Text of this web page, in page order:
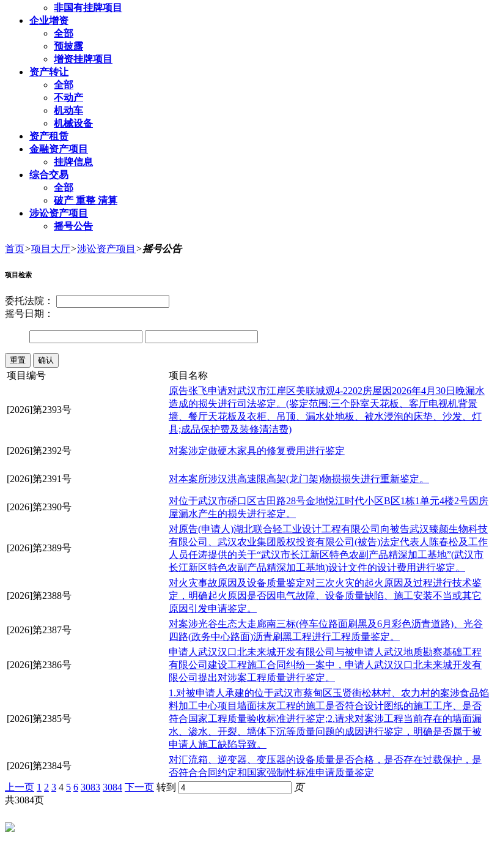
非国有挂牌项目
企业增资
全部
预披露
增资挂牌项目
资产转让
全部
不动产
机动车
机械设备
资产租赁
金融资产项目
挂牌信息
综合交易
全部
破产 重整 清算
涉讼资产项目
摇号公告
首页>项目大厅>涉讼资产项目 >摇号公告
项目检索
委托法院：
摇号日期：
项目编号 项目名称
[2026]第2393号
原告张飞申请对武汉市江岸区美联城观4-2202房屋因2026年4月30日晚漏水
造成的损失进行司法鉴定。(鉴定范围:三个卧室天花板、客厅电视机背景
墙、餐厅天花板及衣柜、吊顶、漏水处地板、被水浸泡的床垫、沙发、灯
具;成品保护费及装修清洁费)
[2026]第2392号 对案涉定做硬木家具的修复费用进行鉴定
[2026]第2391号 对本案所涉汉洪高速限高架(龙门架)物损损失进行重新鉴定。
[2026]第2390号
对位于武汉市硚口区古田路28号金地悦江时代小区B区1栋1单元4楼2号因房
屋漏水产生的损失进行鉴定。
[2026]第2389号
对原告(申请人)湖北联合轻工业设计工程有限公司向被告武汉臻颜生物科技
有限公司、武汉农业集团股权投资有限公司(被告)法定代表人陈春松及工作
人员任涛提供的关于“武汉市长江新区特色农副产品精深加工基地”(武汉市
长江新区特色农副产品精深加工基地)设计文件的设计费用进行鉴定。
[2026]第2388号
对火灾事故原因及设备质量鉴定对三次火灾的起火原因及过程进行技术鉴
定，明确起火原因是否因电气故障、设备质量缺陷、施工安装不当或其它
原因引发申请鉴定。
[2026]第2387号
对案涉光谷生态大走廊南三标(停车位路面刷黑及6月彩色沥青道路)、光谷
四路(政务中心路面)沥青刷黑工程进行工程质量鉴定。
[2026]第2386号
申请人武汉汉口北未来城开发有限公司与被申请人武汉地质勘察基础工程
有限公司建设工程施工合同纠纷一案中，申请人武汉汉口北未来城开发有
限公司提出对涉案工程质量进行鉴定。
[2026]第2385号
1.对被申请人承建的位于武汉市蔡甸区玉贤街松林村、农力村的案涉食品馅
料加工中心项目墙面抹灰工程的施工是否符合设计图纸的施工工序、是否
符合国家工程质量验收标准进行鉴定;2.请求对案涉工程当前存在的墙面漏
水、渗水、开裂、墙体下沉等质量问题的成因进行鉴定，明确是否属于被
申请人施工缺陷导致。
[2026]第2384号
对汇流箱、逆变器、变压器的设备质量是否合格，是否存在过载保护，是
否符合合同约定和国家强制性标准申请质量鉴定
上一页 1 2 3 4 5 6 3083 3084 下一页 转到
页
共3084页